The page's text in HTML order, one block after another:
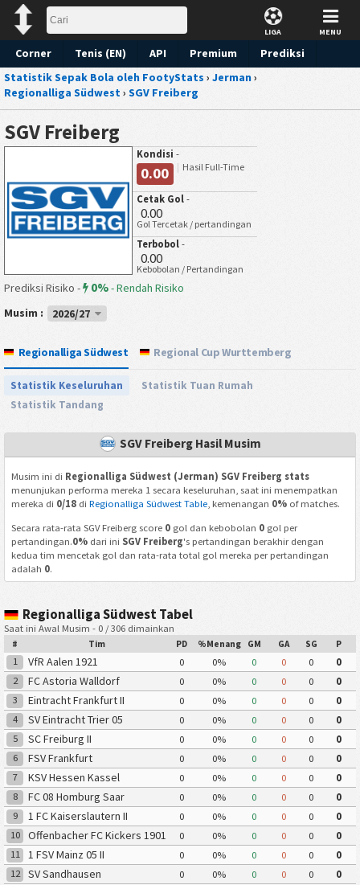
LIGA MENU
Corner Tenis (EN) API Premium
Prediksi
Statistik Sepak Bola oleh FootyStats › Jerman›
Regionalliga Südwest› SGV Freiberg
SGV Freiberg
Kondisi -
0.00 Hasil Full-Time
Cetak Gol -
0.00
Gol Tercetak / pertandingan
Terbobol -
0.00
Kebobolan / Pertandingan
Prediksi Risiko - 0%-Rendah Risiko
Musim :
2026/27
Regionalliga Südwest Regional Cup Wurttemberg
Statistik Keseluruhan
Statistik Tuan Rumah
Statistik Tandang
SGV Freiberg Hasil Musim
Musim ini di Regionalliga Südwest (Jerman) SGV Freiberg stats
menunjukan performa mereka 1 secara keseluruhan, saat ini menempatkan
mereka di 0/18di Regionalliga Südwest Table, kemenangan 0%of matches.
Secara rata-rata SGV Freiberg score 0gol dan kebobolan 0gol per
pertandingan.0%dari ini SGV Freiberg's pertandingan berakhir dengan
kedua tim mencetak gol dan rata-rata total gol mereka per pertandingan
adalah 0.
Regionalliga Südwest Tabel
Saat ini Awal Musim - 0 / 306 dimainkan
# Tim PD %Menang GM GA SG P
1 VfR Aalen 1921 0 0% 0 0 0
0
2
FC Astoria Walldorf 0 0% 0 0 0
0
3
Eintracht Frankfurt II 0 0% 0 0 0
0
4
SV Eintracht Trier 05 0 0% 0 0 0
0
5
SC Freiburg II 0 0% 0 0 0
0
6
FSV Frankfurt 0 0% 0 0 0
0
7
KSV Hessen Kassel 0 0% 0 0 0
0
8
FC 08 Homburg Saar 0 0% 0 0 0
0
9
1 FC Kaiserslautern II 0 0% 0 0 0
0
10
Offenbacher FC Kickers 1901 0 0% 0 0 0
0
11
1 FSV Mainz 05 II 0 0% 0 0 0
0
12
SV Sandhausen 0 0% 0 0 0
0